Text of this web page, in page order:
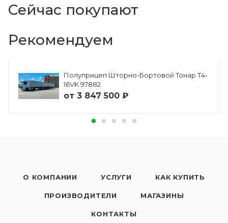
Сейчас покупают
Рекомендуем
Полуприцеп Шторно-Бортовой Тонар Т4-
16VK 97882
от 3 847 500 ₽
О КОМПАНИИ УСЛУГИ КАК КУПИТЬ
ПРОИЗВОДИТЕЛИ МАГАЗИНЫ
КОНТАКТЫ